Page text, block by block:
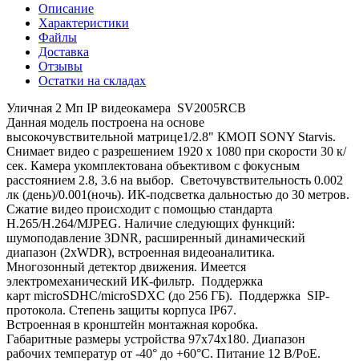
Описание
Характеристики
Файлы
Доставка
Отзывы
Остатки на складах
Уличная 2 Мп IP видеокамера SV2005RCB
Данная модель построена на основе
высокочувствительной матрице1/2.8" КМОП SONY Starvis.
Снимает видео с разрешением 1920 х 1080 при скорости 30 к/
сек. Камера укомплектована объективом с фокусным
расстоянием 2.8, 3.6 на выбор. Светочувствительность 0.002
лк (день)/0.001(ночь). ИК-подсветка дальностью до 30 метров.
Сжатие видео происходит с помощью стандарта
H.265/H.264/MJPEG. Наличие следующих функций:
шумоподавление 3DNR, расширенный динамический
диапазон (2xWDR), встроенная видеоаналитика.
Многозонный детектор движения. Имеется
электромеханический ИК-фильтр. Поддержка
карт microSDHC/microSDXC (до 256 ГБ). Поддержка SIP-
протокола. Степень защиты корпуса IP67.
Встроенная в кронштейн монтажная коробка.
Габаритные размеры устройства 97х74х180. Диапазон
рабочих температур от -40° до +60°С. Питание 12 В/PoE.